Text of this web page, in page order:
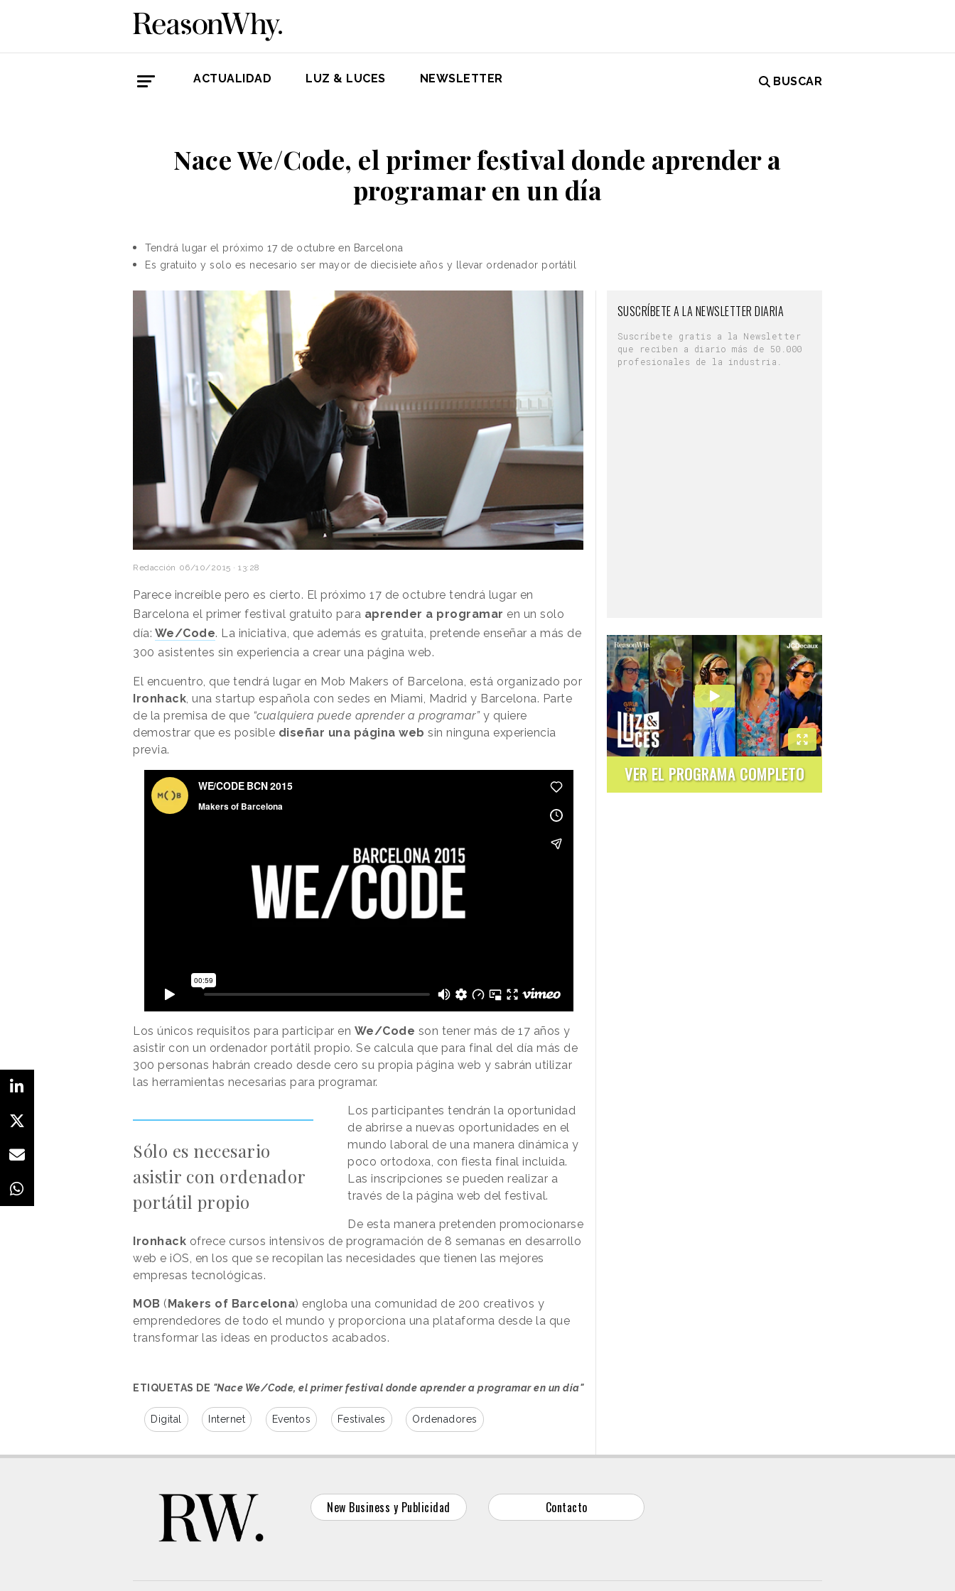
ACTUALIDAD LUZ & LUCES NEWSLETTER BUSCAR
Nace We/Code, el primer festival donde aprender a
programar en un día
Tendrá lugar el próximo 17 de octubre en Barcelona
Es gratuito y solo es necesario ser mayor de diecisiete años y llevar ordenador portátil
Redacción 06/10/2015 · 13:28
Parece increíble pero es cierto. El próximo 17 de octubre tendrá lugar en
Barcelona el primer festival gratuito para aprender a programar en un solo
día: We/Code. La iniciativa, que además es gratuita, pretende enseñar a más de
300 asistentes sin experiencia a crear una página web.
El encuentro, que tendrá lugar en Mob Makers of Barcelona, está organizado por
Ironhack , una startup española con sedes en Miami, Madrid y Barcelona. Parte
de la premisa de que “cualquiera puede aprender a programar” y quiere
demostrar que es posible diseñar una página web sin ninguna experiencia
previa.
Los únicos requisitos para participar en We/Code son tener más de 17 años y
asistir con un ordenador portátil propio. Se calcula que para final del día más de
300 personas habrán creado desde cero su propia página web y sabrán utilizar
las herramientas necesarias para programar.
Sólo es necesario
asistir con ordenador
portátil propio
Los participantes tendrán la oportunidad
de abrirse a nuevas oportunidades en el
mundo laboral de una manera dinámica y
poco ortodoxa, con fiesta final incluida.
Las inscripciones se pueden realizar a
través de la página web del festival.
De esta manera pretenden promocionarse
Ironhack ofrece cursos intensivos de programación de 8 semanas en desarrollo
web e iOS, en los que se recopilan las necesidades que tienen las mejores
empresas tecnológicas.
MOB (Makers of Barcelona) engloba una comunidad de 200 creativos y
emprendedores de todo el mundo y proporciona una plataforma desde la que
transformar las ideas en productos acabados.
ETIQUETAS DE "Nace We/Code, el primer festival donde aprender a programar en un día"
Digital Internet Eventos Festivales Ordenadores
SUSCRÍBETE A LA NEWSLETTER DIARIA
Suscríbete gratis a la Newsletter
que reciben a diario más de 50.000
profesionales de la industria.
VER EL PROGRAMA COMPLETO
New Business y Publicidad Contacto